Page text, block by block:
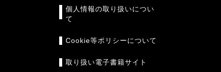
個人情報の取り扱いについ
て
Cookie等ポリシーについて
取り扱い電子書籍サイト